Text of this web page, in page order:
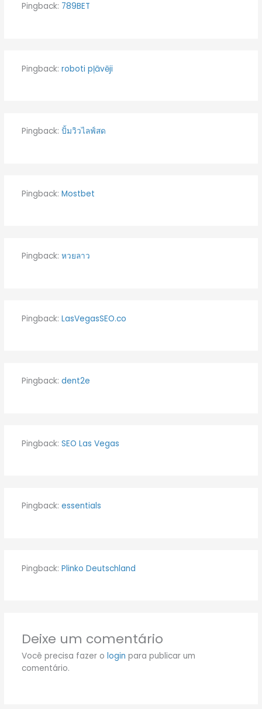
Pingback: 789BET
Pingback: roboti pļāvēji
Pingback: ปั้มวิวไลฟ์สด
Pingback: Mostbet
Pingback: หวยลาว
Pingback: LasVegasSEO.co
Pingback: dent2e
Pingback: SEO Las Vegas
Pingback: essentials
Pingback: Plinko Deutschland
Deixe um comentário
Você precisa fazer o login para publicar um
comentário.